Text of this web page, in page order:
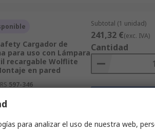
Cargador de
para uso con Lámpara
recargable Wolflite
en pared
597-346
Subtotal (1 unidad)
241,32 €(exc. IVA)
Cantidad
para analizar el uso de nuestra web,